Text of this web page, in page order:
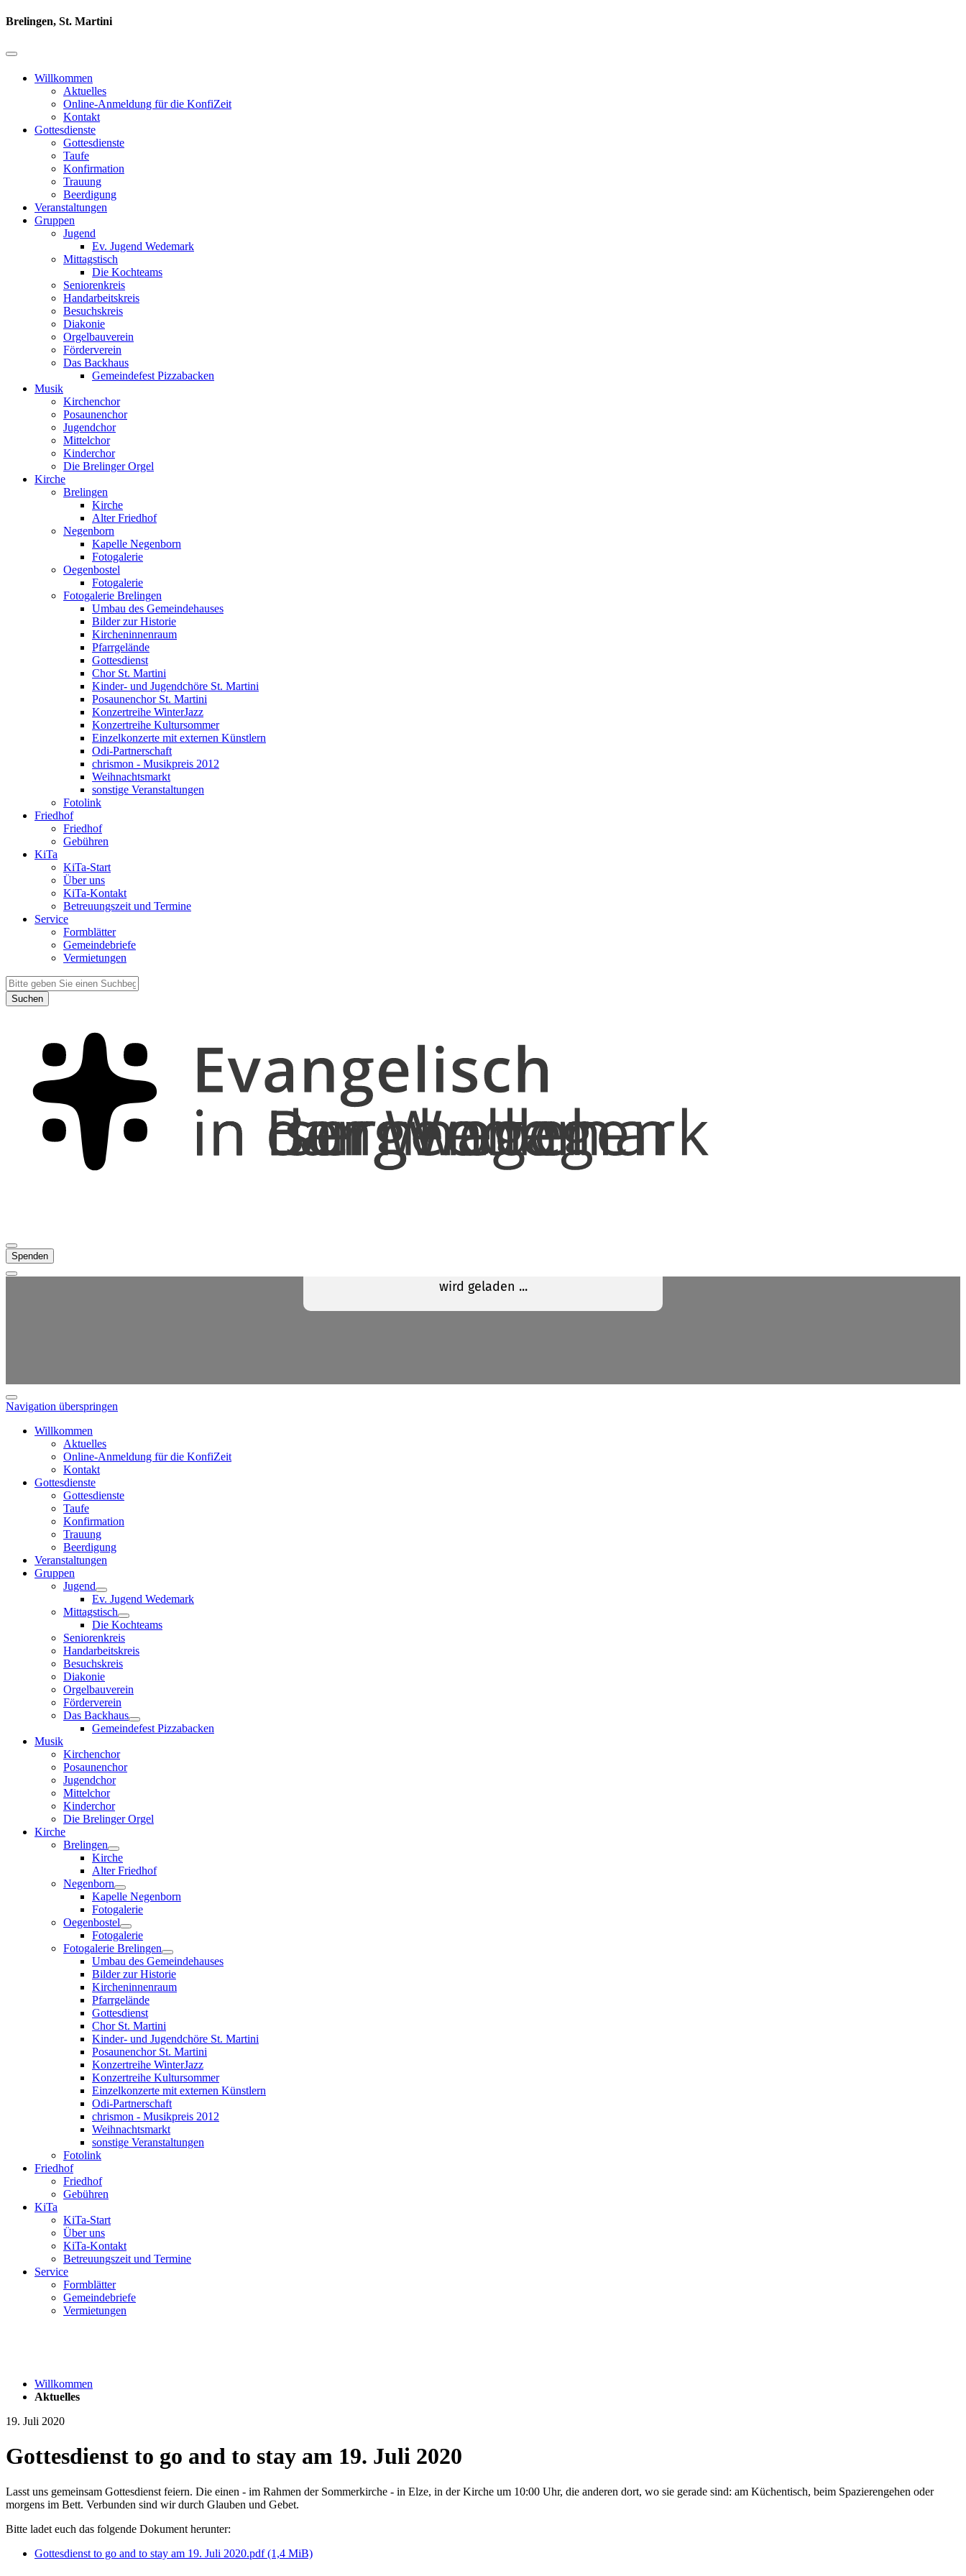
Brelingen, St. Martini
Willkommen
Aktuelles
Online-Anmeldung für die KonfiZeit
Kontakt
Gottesdienste
Gottesdienste
Taufe
Konfirmation
Trauung
Beerdigung
Veranstaltungen
Gruppen
Jugend
Ev. Jugend Wedemark
Mittagstisch
Die Kochteams
Seniorenkreis
Handarbeitskreis
Besuchskreis
Diakonie
Orgelbauverein
Förderverein
Das Backhaus
Gemeindefest Pizzabacken
Musik
Kirchenchor
Posaunenchor
Jugendchor
Mittelchor
Kinderchor
Die Brelinger Orgel
Kirche
Brelingen
Kirche
Alter Friedhof
Negenborn
Kapelle Negenborn
Fotogalerie
Oegenbostel
Fotogalerie
Fotogalerie Brelingen
Umbau des Gemeindehauses
Bilder zur Historie
Kircheninnenraum
Pfarrgelände
Gottesdienst
Chor St. Martini
Kinder- und Jugendchöre St. Martini
Posaunenchor St. Martini
Konzertreihe WinterJazz
Konzertreihe Kultursommer
Einzelkonzerte mit externen Künstlern
Odi-Partnerschaft
chrismon - Musikpreis 2012
Weihnachtsmarkt
sonstige Veranstaltungen
Fotolink
Friedhof
Friedhof
Gebühren
KiTa
KiTa-Start
Über uns
KiTa-Kontakt
Betreuungszeit und Termine
Service
Formblätter
Gemeindebriefe
Vermietungen
Suchen
Spenden
Navigation überspringen
Willkommen
Aktuelles
Online-Anmeldung für die KonfiZeit
Kontakt
Gottesdienste
Gottesdienste
Taufe
Konfirmation
Trauung
Beerdigung
Veranstaltungen
Gruppen
Jugend
Ev. Jugend Wedemark
Mittagstisch
Die Kochteams
Seniorenkreis
Handarbeitskreis
Besuchskreis
Diakonie
Orgelbauverein
Förderverein
Das Backhaus
Gemeindefest Pizzabacken
Musik
Kirchenchor
Posaunenchor
Jugendchor
Mittelchor
Kinderchor
Die Brelinger Orgel
Kirche
Brelingen
Kirche
Alter Friedhof
Negenborn
Kapelle Negenborn
Fotogalerie
Oegenbostel
Fotogalerie
Fotogalerie Brelingen
Umbau des Gemeindehauses
Bilder zur Historie
Kircheninnenraum
Pfarrgelände
Gottesdienst
Chor St. Martini
Kinder- und Jugendchöre St. Martini
Posaunenchor St. Martini
Konzertreihe WinterJazz
Konzertreihe Kultursommer
Einzelkonzerte mit externen Künstlern
Odi-Partnerschaft
chrismon - Musikpreis 2012
Weihnachtsmarkt
sonstige Veranstaltungen
Fotolink
Friedhof
Friedhof
Gebühren
KiTa
KiTa-Start
Über uns
KiTa-Kontakt
Betreuungszeit und Termine
Service
Formblätter
Gemeindebriefe
Vermietungen
Willkommen
Aktuelles
19. Juli 2020
Gottesdienst to go and to stay am 19. Juli 2020
Lasst uns gemeinsam Gottesdienst feiern. Die einen - im Rahmen der Sommerkirche - in Elze, in der Kirche um 10:00 Uhr, die anderen dort, wo sie gerade sind: am Küchentisch, beim Spazierengehen oder
morgens im Bett. Verbunden sind wir durch Glauben und Gebet.
Bitte ladet euch das folgende Dokument herunter:
Gottesdienst to go and to stay am 19. Juli 2020.pdf(1,4 MiB)